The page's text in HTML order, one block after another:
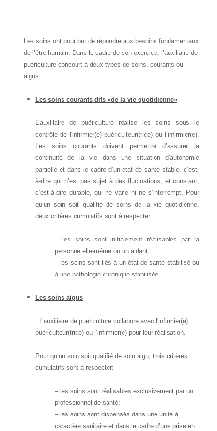
Les soins ont pour but de répondre aux besoins fondamentaux
de l’être humain. Dans le cadre de son exercice, l’auxiliaire de
puériculture concourt à deux types de soins, courants ou
aigus.
Les soins courants dits «de la vie quotidienne»
L’auxiliaire de puéricultureréalise les soins sous le
contrôle de l'infirmier(e) puériculteur(trice) ou l’infirmier(e).
Les soins courants doivent permettre d’assurer la
continuité de la vie dans une situation d’autonomie
partielle et dans le cadre d’un état de santé stable, c’est-
à-dire qui n’est pas sujet à des fluctuations, et constant,
c’est-à-dire durable, qui ne varie ni ne s’interrompt. Pour
qu’un soin soit qualifié de soins de la vie quotidienne,
deux critères cumulatifs sont à respecter:
– les soins sont initialement réalisables par la
personne elle-même ou un aidant;
– les soins sont liés à un état de santé stabilisé ou
à une pathologie chronique stabilisée.
Les soins aigus
L’auxiliaire de puériculture collabore avec l'infirmier(e)
puériculteur(trice) ou l’infirmier(e) pour leur réalisation.
Pour qu’un soin soit qualifié de soin aigu, trois critères
cumulatifs sont à respecter:
– les soins sont réalisables exclusivement par un
professionnel de santé;
– les soins sont dispensés dans une unité à
caractère sanitaire et dans le cadre d’une prise en